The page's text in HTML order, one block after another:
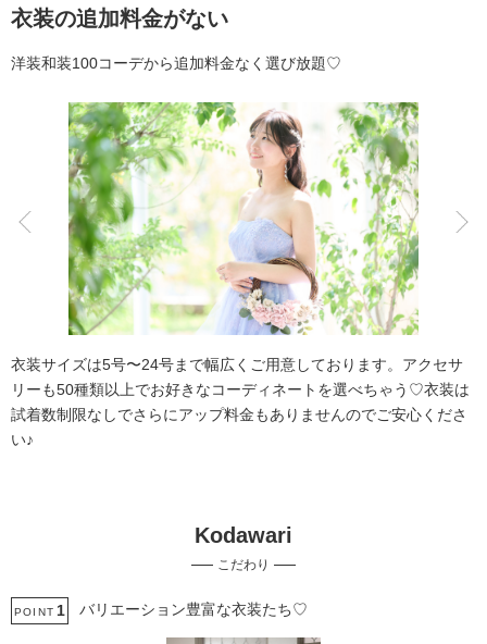
衣装
オプション ブログ
アクセス/TEL スタジオトップ
こだわりポイント
ペットと撮影 スタジオでの撮影
撮影前の打ち合わせ
衣装の追加料金がない
洋装和装100コーデから追加料金なく選び放題♡
衣装サイズは5号〜24号まで幅広くご用意しております。アクセサ
リーも50種類以上でお好きなコーディネートを選べちゃう♡衣装は
試着数制限なしでさらにアップ料金もありませんのでご安心くださ
い♪
Kodawari
こだわり
POINT 1 バリエーション豊富な衣装たち♡